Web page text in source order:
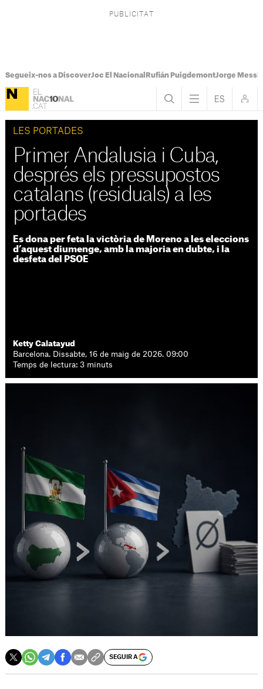
Segueix-nos a DiscoverJoc El Nacional Rufián PuigdemontJorge Messi
LES PORTADES
Primer Andalusia i Cuba,
després els pressupostos
catalans (residuals) a les
portades
Es dona per feta la victòria de Moreno a les eleccions
d’aquest diumenge, amb la majoria en dubte, i la
desfeta del PSOE
Ketty Calatayud
Barcelona. Dissabte, 16 de maig de 2026. 09:00
Temps de lectura: 3 minuts
SEGUIR A